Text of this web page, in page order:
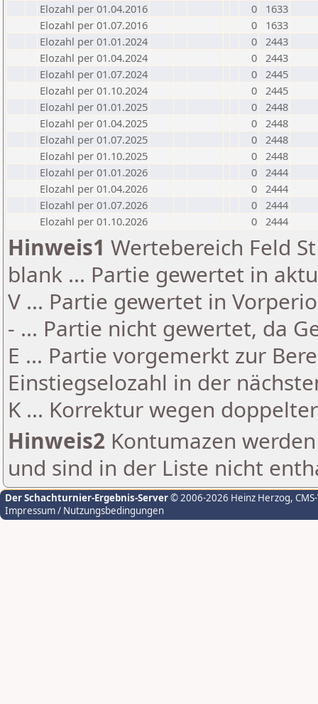
Elozahl per 01.04.2016
0
1633
Elozahl per 01.07.2016
0
1633
Elozahl per 01.01.2024
0 2443
Elozahl per 01.04.2024
0 2443
Elozahl per 01.07.2024
0 2445
Elozahl per 01.10.2024
0 2445
Elozahl per 01.01.2025
0 2448
Elozahl per 01.04.2025
0 2448
Elozahl per 01.07.2025
0 2448
Elozahl per 01.10.2025
0 2448
Elozahl per 01.01.2026
0 2444
Elozahl per 01.04.2026
0 2444
Elozahl per 01.07.2026
0 2444
Elozahl per 01.10.2026
0 2444
Hinweis1 Wertebereich Feld
blank ... Partie gewertet in
V ... Partie gewertet in
- ... Partie nicht gewertet, da
E ... Partie vorgemerkt zur
Einstiegselozahl in der
K ... Korrektur wegen
Hinweis2 Kontumazen
und sind in der Liste nicht
Der Schachturnier-Ergebnis-Server© 2006-2026 Heinz Herzog,
Impressum / Nutzungsbedingungen